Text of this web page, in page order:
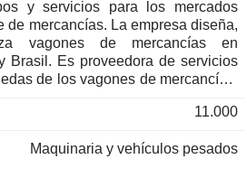
y servicios para los mercados
de mercancías. La empresa diseña,
vagones de mercancías en
Brasil. Es proveedora de servicios
de los vagones de mercancías,
una flota en régimen de
de sus propias operaciones de
11.000
Maquinaria y vehículos pesados